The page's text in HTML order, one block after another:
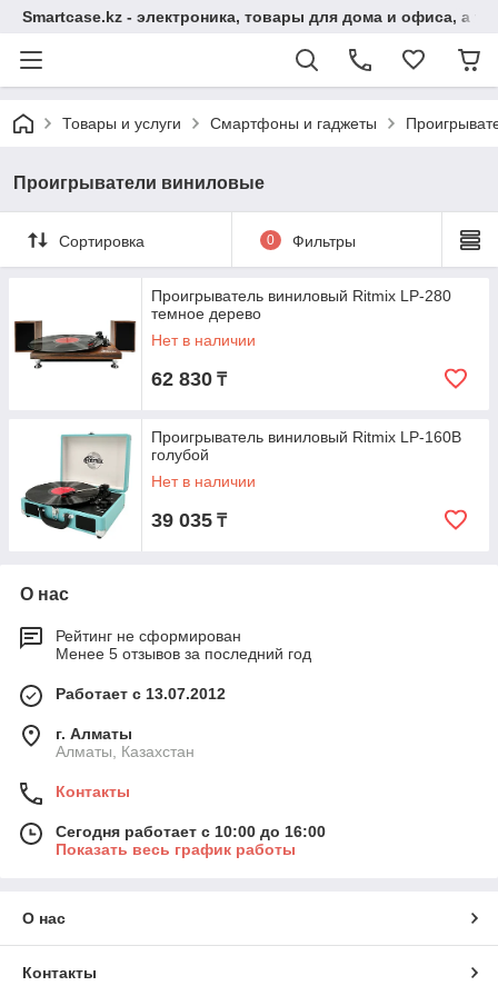
Smartcase.kz - электроника, товары для дома и офиса, а
Товары и услуги Смартфоны и гаджеты
Проигрыватели виниловые
Сортировка 0 Фильтры
Проигрыватель виниловый Ritmix LP-280
темное дерево
Нет в наличии
62 830 ₸
Проигрыватель виниловый Ritmix LP-160B
голубой
Нет в наличии
39 035 ₸
О нас
Рейтинг не сформирован
Менее 5 отзывов за последний год
Работает с 13.07.2012
г. Алматы
Алматы, Казахстан
Контакты
Сегодня работает с 10:00 до 16:00
Показать весь график работы
О нас
Контакты